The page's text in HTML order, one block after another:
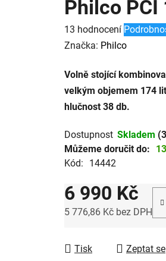
Philco PCI
Průměrné
hodnocení
je
3,7
z
hvězdiček.
13 hodnocení
Značka: Philco
Volně stojící
velkým objemem 174
hlučnost 38 db.
Dostupnost Skladem
Můžeme doručit do:
Kód:
14442
6 990 Kč
5 776,86 Kč bez DPH
Tisk Zeptat se